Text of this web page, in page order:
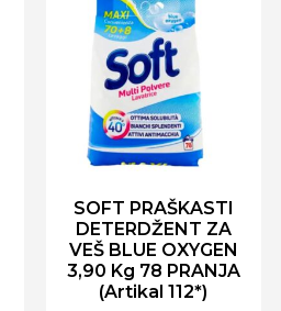
SOFT PRAŠKASTI
DETERDŽENT ZA
VEŠ BLUE OXYGEN
3,90 Kg 78 PRANJA
(Artikal 112*)